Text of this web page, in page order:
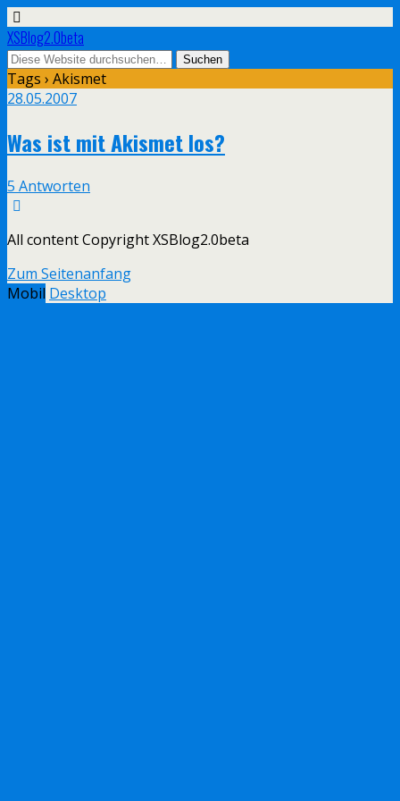
XSBlog2.0beta
Tags › Akismet
28.05.2007
Was ist mit Akismet los?
5 Antworten
All content Copyright XSBlog2.0beta
Zum Seitenanfang
Mobil Desktop